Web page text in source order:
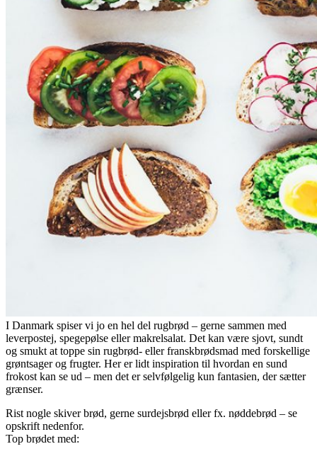
I Danmark spiser vi jo en hel del rugbrød – gerne sammen med
leverpostej, spegepølse eller makrelsalat. Det kan være sjovt, sundt
og smukt at toppe sin rugbrød- eller franskbrødsmad med forskellige
grøntsager og frugter. Her er lidt inspiration til hvordan en sund
frokost kan se ud – men det er selvfølgelig kun fantasien, der sætter
grænser.
Rist nogle skiver brød, gerne surdejsbrød eller fx. nøddebrød – se
opskrift nedenfor.
Top brødet med: